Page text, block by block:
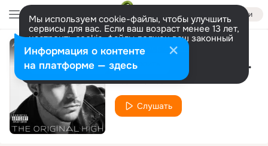
Войти
Мы используем cookie-файлы, чтобы улучшить
сервисы для вас. Если ваш возраст менее 13 лет,
настроить cookie-файлы должен ваш законный
представитель. Больше информации
Разрешить все Настроить Whataya Want from Me (DJ版)
Adam Lambert
Слушать
Информация о контенте
на платформе — здесь